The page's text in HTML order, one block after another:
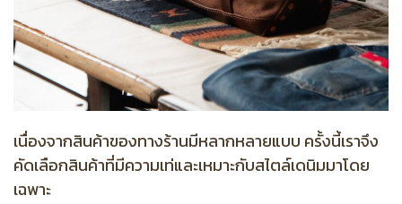
เนื่องจากสินค้าของทางร้านมีหลากหลายแบบ ครั้งนี้เราจึง
คัดเลือกสินค้าที่มีความเท่และเหมาะกับสไตล์เดนิมมาโดย
เฉพาะ